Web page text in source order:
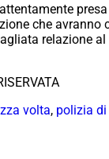
che avranno
relazione al
volta, polizia